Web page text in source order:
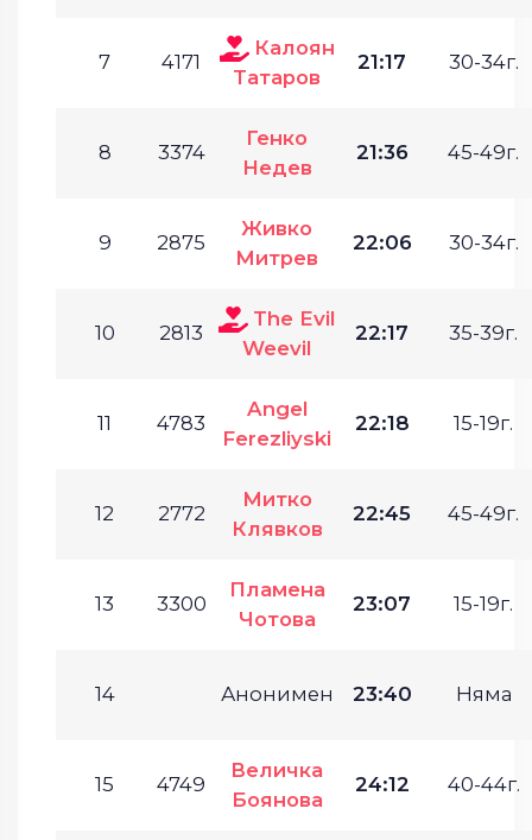
7 4171
Калоян
Татаров
21:17 30-34г.
8 3374
Генко
Недев
21:36 45-49г.
9 2875
Живко
Митрев
22:06 30-34г.
10 2813
The Evil
Weevil
22:17 35-39г.
11 4783
Angel
Ferezliyski
22:18 15-19г.
12 2772
Митко
Клявков
22:45 45-49г.
13 3300
Пламена
Чотова
23:07 15-19г.
14 Анонимен 23:40 Няма
15 4749
Величка
Боянова
24:12 40-44г.